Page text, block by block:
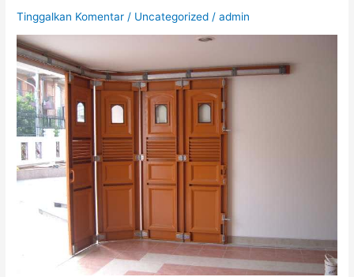
Tinggalkan Komentar / Uncategorized /admin
Dorong
dan
Sliding